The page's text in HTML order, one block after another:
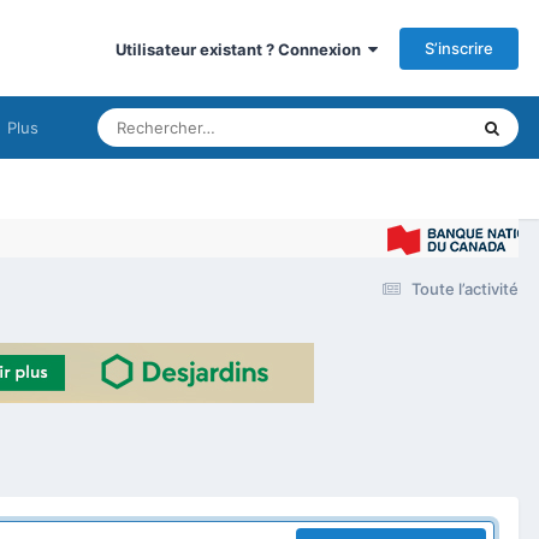
Utilisateur existant ? Connexion S’inscrire
Plus
Toute l’activité